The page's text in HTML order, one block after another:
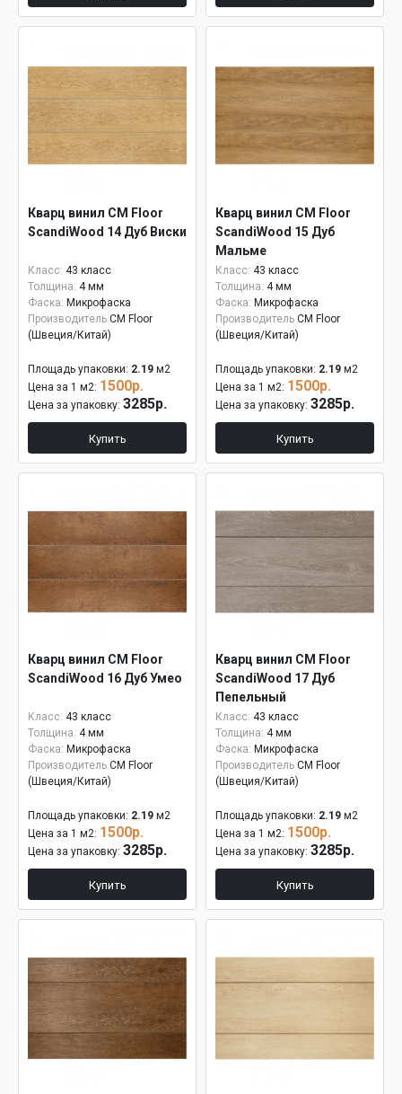
Кварц винил CM Floor
ScandiWood 14 Дуб Виски
Класс: 43 класс
Толщина: 4 мм
Фаска: Микрофаска
Производитель CM Floor
(Швеция/Китай)
Площадь упаковки: 2.19 м2
Цена за 1 м2: 1500р.
Цена за упаковку: 3285р.
Купить
Кварц винил CM Floor
ScandiWood 15 Дуб
Мальме
Класс: 43 класс
Толщина: 4 мм
Фаска: Микрофаска
Производитель CM Floor
(Швеция/Китай)
Площадь упаковки: 2.19 м2
Цена за 1 м2: 1500р.
Цена за упаковку: 3285р.
Купить
Кварц винил CM Floor
ScandiWood 16 Дуб Умео
Класс: 43 класс
Толщина: 4 мм
Фаска: Микрофаска
Производитель CM Floor
(Швеция/Китай)
Площадь упаковки: 2.19 м2
Цена за 1 м2: 1500р.
Цена за упаковку: 3285р.
Купить
Кварц винил CM Floor
ScandiWood 17 Дуб
Пепельный
Класс: 43 класс
Толщина: 4 мм
Фаска: Микрофаска
Производитель CM Floor
(Швеция/Китай)
Площадь упаковки: 2.19 м2
Цена за 1 м2: 1500р.
Цена за упаковку: 3285р.
Купить